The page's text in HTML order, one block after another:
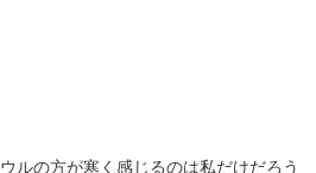
ルの方が寒く感じるのは私だけだろう